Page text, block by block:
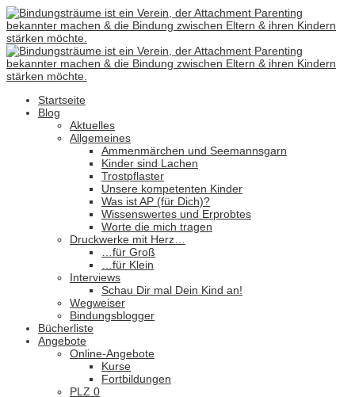
Startseite
Blog
Aktuelles
Allgemeines
Ammenmärchen und Seemannsgarn
Kinder sind Lachen
Trostpflaster
Unsere kompetenten Kinder
Was ist AP (für Dich)?
Wissenswertes und Erprobtes
Worte die mich tragen
Druckwerke mit Herz…
…für Groß
…für Klein
Interviews
Schau Dir mal Dein Kind an!
Wegweiser
Bindungsblogger
Bücherliste
Angebote
Online-Angebote
Kurse
Fortbildungen
PLZ 0